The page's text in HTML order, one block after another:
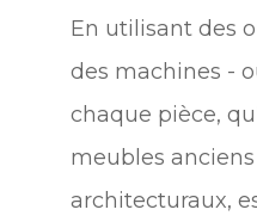
En utilisant des
des machines -
chaque pièce,
meubles
architecturaux,